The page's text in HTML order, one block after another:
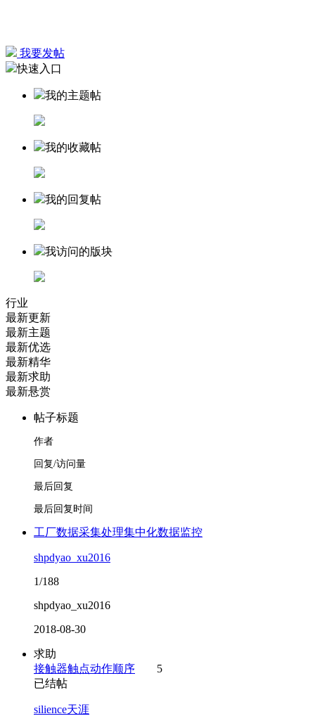
我要发帖
快速入口
我的主题帖
我的收藏帖
我的回复帖
我访问的版块
行业
最新更新
最新主题
最新优选
最新精华
最新求助
最新悬赏
帖子标题
作者
回复/访问量
最后回复
最后回复时间
工厂数据采集处理集中化数据监控
shpdyao_xu2016
1/188
shpdyao_xu2016
2018-08-30
求助
接触器触点动作顺序
5
已结帖
silience天涯